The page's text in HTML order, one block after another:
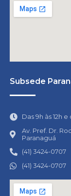
Subsede
Das 9h às 12h e
Av. Pref. Dr.
Paranaguá
(41) 3424-0707
(41) 3424-0707